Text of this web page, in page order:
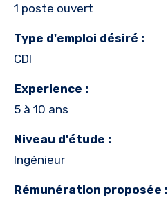
1 poste ouvert
Type d'emploi désiré :
CDI
Experience :
5 à 10 ans
Niveau d'étude :
Ingénieur
Rémunération proposée :